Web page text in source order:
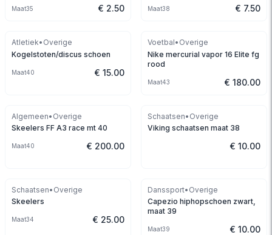
Maat35 € 2.50 Maat38 € 7.50
Atletiek• Overige
Kogelstoten/discus schoen
Maat40 € 15.00
Voetbal• Overige
Nike mercurial vapor 16 Elite fg
rood
Maat43 € 180.00
Algemeen• Overige
Skeelers FF A3 race mt 40
Maat40 € 200.00
Schaatsen• Overige
Viking schaatsen maat 38
€ 10.00
Schaatsen• Overige
Skeelers
Maat34 € 25.00
Danssport• Overige
Capezio hiphopschoen zwart,
maat 39
Maat39 € 10.00